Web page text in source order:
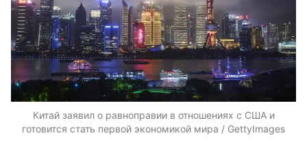
Китай заявил о равноправии в отношениях с США и
готовится стать первой экономикой мира / GettyImages